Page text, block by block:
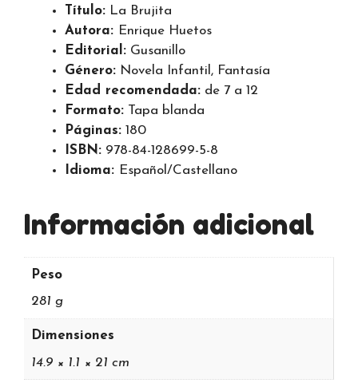
Título: La Brujita
Autora: Enrique Huetos
Editorial: Gusanillo
Género: Novela Infantil, Fantasía
Edad recomendada: de 7 a 12
Formato: Tapa blanda
Páginas: 180
ISBN: 978-84-128699-5-8
Idioma: Español/Castellano
Información adicional
Peso
281 g
Dimensiones
14.9 × 1.1 × 21 cm